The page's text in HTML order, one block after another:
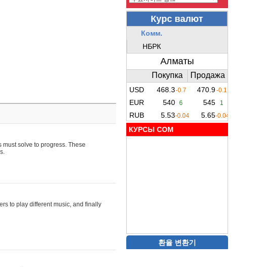
solve to progress. These
to play different music, and finally
КУРСЫ COM
환율 변환기